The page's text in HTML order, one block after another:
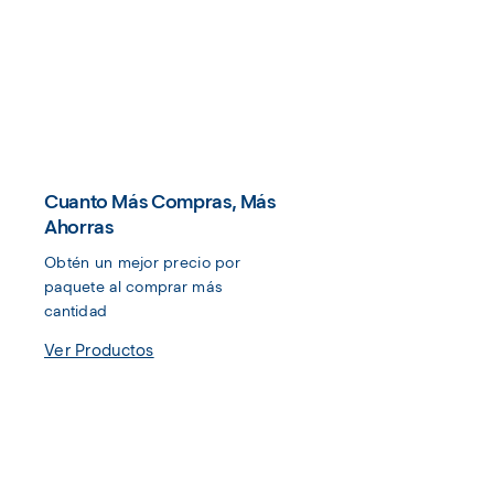
Cuanto Más Compras, Más
Ahorras
Obtén un mejor precio por
paquete al comprar más
cantidad
Ver Productos